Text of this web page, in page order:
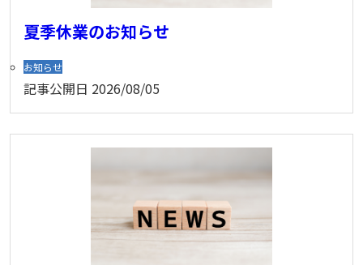
夏季休業のお知らせ
お知らせ
記事公開日 2026/08/05